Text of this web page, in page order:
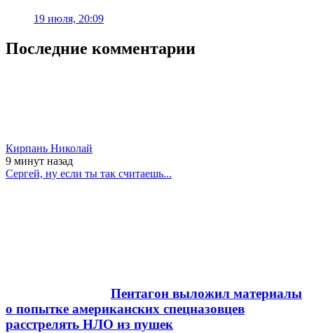
19 июля, 20:09
Последние комментарии
Кирпань Николай
9 минут назад
Сергей, ну если ты так считаешь...
Пентагон выложил материалы
о попытке американских спецназовцев
расстрелять НЛО из пушек